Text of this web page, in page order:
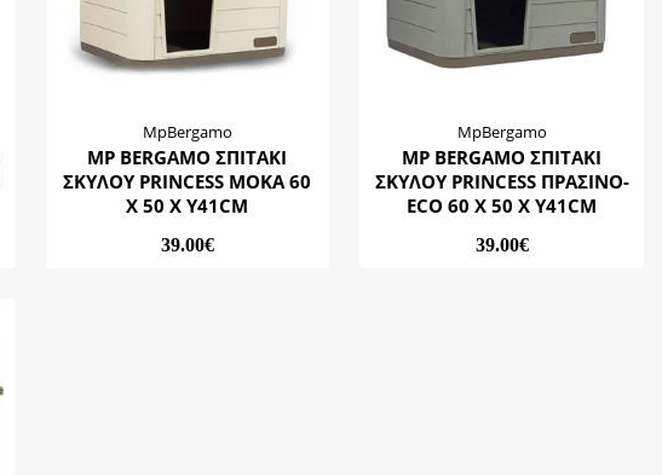
MpBergamo
MP BERGAMO ΣΠΙΤΑΚΙ
ΣΚΥΛΟΥ PRINCESS ΜΟΚΑ 60
Χ 50 Χ Υ41CM
39.00€
MpBergamo
MP BERGAMO ΣΠΙΤΑΚΙ
ΣΚΥΛΟΥ PRINCESS ΠΡΑΣΙΝΟ-
ECO 60 Χ 50 Χ Υ41CM
39.00€